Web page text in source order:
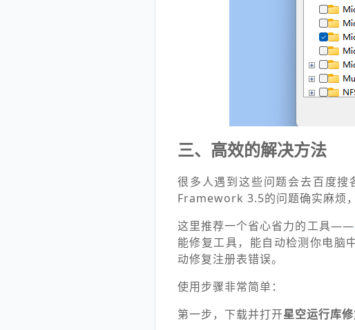
三、高效的解决方法
很多人遇到这些问题会去百度
Framework 3.5的问题确实麻烦
这里推荐一个省心省力的工具——
能修复工具，能自动检测你电脑
动修复注册表错误。
使用步骤非常简单：
第一步，下载并打开星空运行库